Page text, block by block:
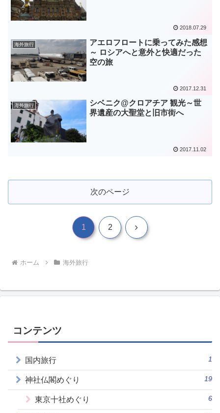
2018.07.29
海外旅行
アエロフロートに乗ってみた感想
～ ロシアへと意外と快適だった
空の旅
2017.12.31
海外旅行
シベニク@クロアチア 観光～世
界遺産の大聖堂と旧市街へ
2017.11.02
次のページ
1 2 次
ホーム 海外旅行
コンテンツ
国内旅行 1
神社仏閣めぐり 19
東京十社めぐり 6